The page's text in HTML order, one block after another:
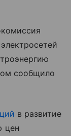
сообщило
в развитие
цен